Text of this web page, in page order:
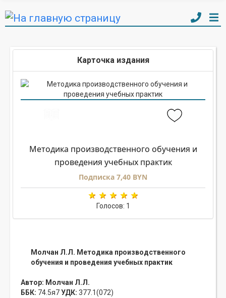
Карточка издания
Методика производственного обучения и
проведения учебных практик
Подписка 7,40 BYN
Голосов: 1
Молчан Л.Л. Методика производственного
обучения и проведения учебных практик
Автор: Молчан Л.Л.
ББК: 74.5я7УДК: 377.1(072)